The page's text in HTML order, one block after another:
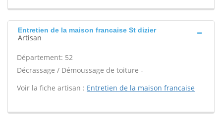
Entretien de la maison francaise St dizier
Artisan
Département: 52
Décrassage / Démoussage de toiture -
Voir la fiche artisan : Entretien de la maison francaise